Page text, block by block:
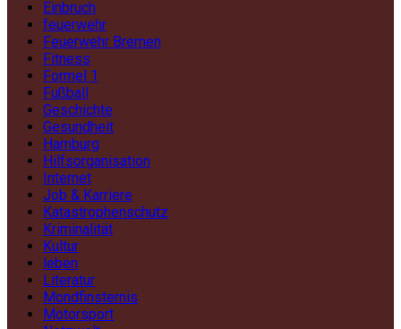
Einbruch
feuerwehr
Feuerwehr Bremen
Fitness
Formel 1
Fußball
Geschichte
Gesundheit
Hamburg
Hilfsorganisation
Internet
Job & Karriere
Katastrophenschutz
Kriminalität
Kultur
leben
Literatur
Mondfinsternis
Motorsport